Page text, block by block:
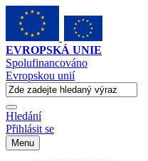
EVROPSKÁ UNIE
Spolufinancováno
Evropskou unií
Hledání
Přihlásit se
Menu